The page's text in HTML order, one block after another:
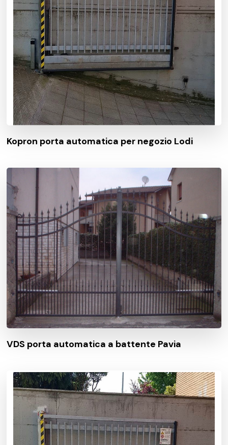
Kopron porta automatica per negozio Lodi
VDS porta automatica a battente Pavia